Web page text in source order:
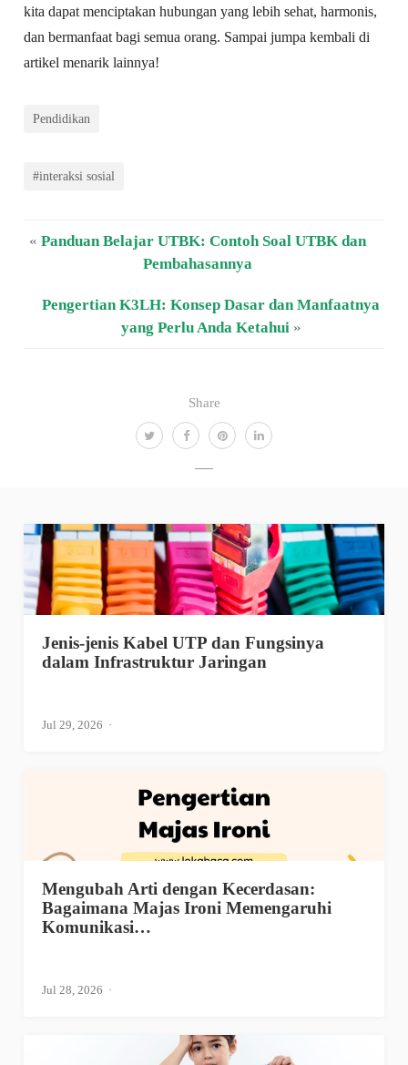
Share
kita dapat menciptakan hubungan yang lebih sehat, harmonis,
dan bermanfaat bagi semua orang. Sampai jumpa kembali di
artikel menarik lainnya!
Pendidikan
#interaksi sosial
« Panduan Belajar UTBK: Contoh Soal UTBK dan
Pembahasannya
Pengertian K3LH: Konsep Dasar dan Manfaatnya
yang Perlu Anda Ketahui»
Jenis-jenis Kabel UTP dan Fungsinya
dalam Infrastruktur Jaringan
Jul 29, 2026
Mengubah Arti dengan Kecerdasan:
Bagaimana Majas Ironi Memengaruhi
Komunikasi…
Jul 28, 2026